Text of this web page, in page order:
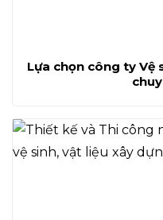
Lựa chọn công ty Vệ